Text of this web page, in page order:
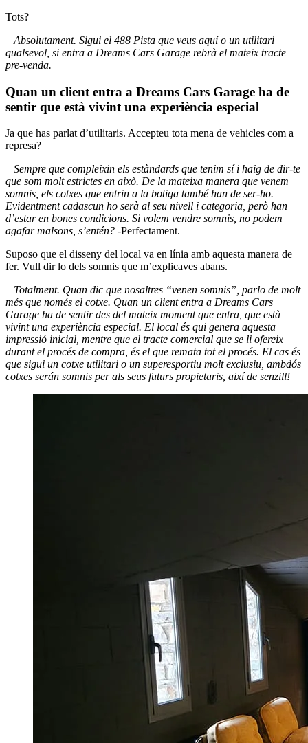
Tots?
Absolutament. Sigui el 488 Pista que veus aquí o un utilitari
qualsevol, si entra a Dreams Cars Garage rebrà el mateix tracte
pre-venda.
Quan un client entra a Dreams Cars Garage ha de
sentir que està vivint una experiència especial
Ja que has parlat d’utilitaris. Accepteu tota mena de vehicles com a
represa?
Sempre que compleixin els estàndards que tenim sí i haig de dir-te
que som molt estrictes en això. De la mateixa manera que venem
somnis, els cotxes que entrin a la botiga també han de ser-ho.
Evidentment cadascun ho serà al seu nivell i categoria, però han
d’estar en bones condicions. Si volem vendre somnis, no podem
agafar malsons, s’entén? -Perfectament.
Suposo que el disseny del local va en línia amb aquesta manera de
fer. Vull dir lo dels somnis que m’explicaves abans.
Totalment. Quan dic que nosaltres “venen somnis”, parlo de molt
més que només el cotxe. Quan un client entra a Dreams Cars
Garage ha de sentir des del mateix moment que entra, que està
vivint una experiència especial. El local és qui genera aquesta
impressió inicial, mentre que el tracte comercial que se li ofereix
durant el procés de compra, és el que remata tot el procés. El cas és
que sigui un cotxe utilitari o un superesportiu molt exclusiu, ambdós
cotxes serán somnis per als seus futurs propietaris, així de senzill!